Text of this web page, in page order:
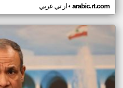
ار تي عربي• arabic.rt.com